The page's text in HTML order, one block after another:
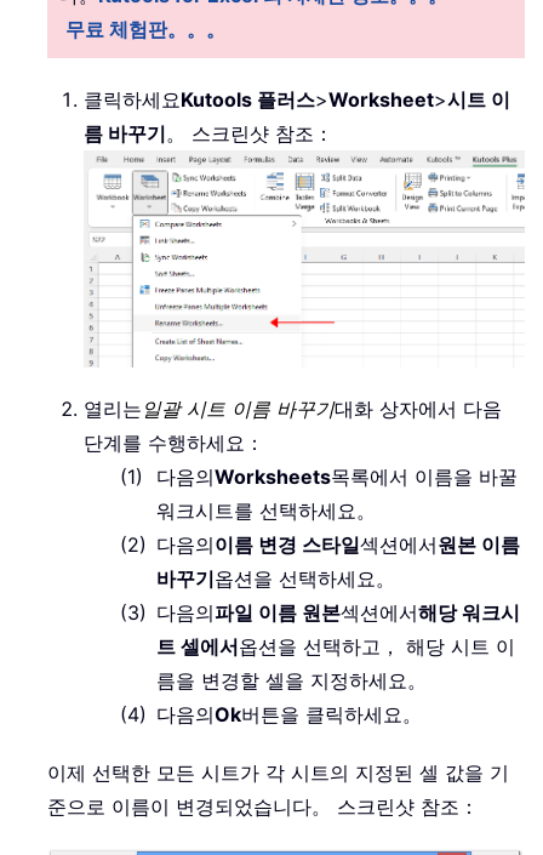
무료 체험판。。。
클릭하세요Kutools 플러스>Worksheet>시트 이
름 바꾸기。 스크린샷 참조：
열리는 일괄 시트 이름 바꾸기대화 상자에서 다음
단계를 수행하세요：
다음의Worksheets목록에서 이름을 바꿀
워크시트를 선택하세요。
다음의이름 변경 스타일섹션에서원본 이름
바꾸기옵션을 선택하세요。
다음의파일 이름 원본섹션에서해당 워크시
트 셀에서옵션을 선택하고， 해당 시트 이
름을 변경할 셀을 지정하세요。
다음의Ok버튼을 클릭하세요。
이제 선택한 모든 시트가 각 시트의 지정된 셀 값을 기
준으로 이름이 변경되었습니다。 스크린샷 참조：